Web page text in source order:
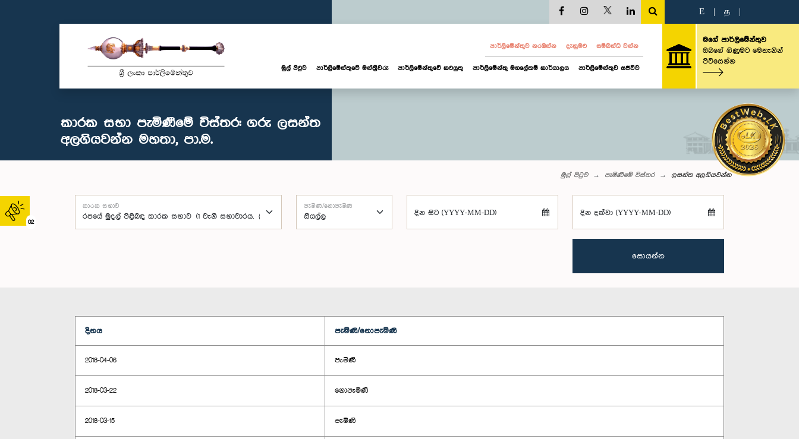
02
E த
පාර්ලි‌මේන්තුව නරඹන්න දැනුමට සම්බන්ධ වන්න
මුල් පිටුව පාර්ලි‌මේන්තුවේ මන්ත්‍රීවරු පාර්ලිමේන්තුවේ කටයුතු පාර්ලිමේන්තු මහලේකම් කාර්යාලය පාර්ලිමේන්තුව සජීවීව
මගේ පාර්ලිමේන්තුව
ඔබගේ ගිණුමට මෙතැනින්
පිවිසෙන්න
කාරක සභා පැමිණීමේ විස්තර: ගරු ලසන්ත
අලගියවන්න මහතා, පා.ම.
මුල් පිටුව පැමිණීමේ විස්තර ලසන්ත අලගියවන්න
කාරක සභාව පැමිණි/නොපැමිණි
දින සිට (YYYY-MM-DD) දින දක්වා (YYYY-MM-DD)
සොයන්න
දිනය පැමිණි/නොපැමිණි
2018-04-06 පැමිණි
2018-03-22 නොපැමිණි
2018-03-15 පැමිණි